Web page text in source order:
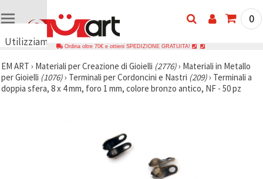
Utilizziamo
🍪
Utilizziamo
cookie e
0
Ordina oltre 70€ e ottieni SPEDIZIONE GRATUITA!
EM ART › Materiali per Creazione di Gioielli (2776)› Materiali in Metallo
per Gioielli (1076)› Terminali per Cordoncini e Nastri (209)› Terminali a
doppia sfera, 8 x 4 mm, foro 1 mm, colore bronzo antico, NF - 50 pz